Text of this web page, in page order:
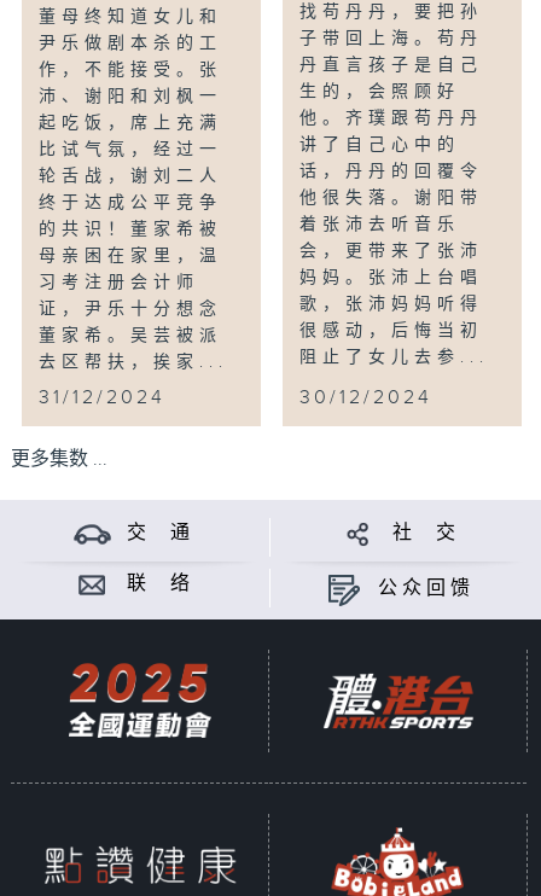
董母终知道女儿和
尹乐做剧本杀的工
作，不能接受。张
沛、谢阳和刘枫一
起吃饭，席上充满
比试气氛，经过一
轮舌战，谢刘二人
终于达成公平竞争
的共识！董家希被
母亲困在家里，温
习考注册会计师
证，尹乐十分想念
董家希。吴芸被派
去区帮扶，挨家...
31/12/2024
找苟丹丹，要把孙
子带回上海。苟丹
丹直言孩子是自己
生的，会照顾好
他。齐璞跟苟丹丹
讲了自己心中的
话，丹丹的回覆令
他很失落。谢阳带
着张沛去听音乐
会，更带来了张沛
妈妈。张沛上台唱
歌，张沛妈妈听得
很感动，后悔当初
阻止了女儿去参...
30/12/2024
更多集数 ...
交 通 社 交
联 络 公众回馈